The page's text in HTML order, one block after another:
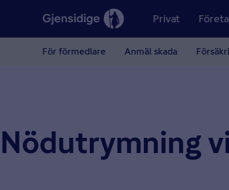
Privat
För förmedlare Anmäl skada
Nödutrymning